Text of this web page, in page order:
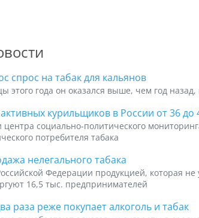
спрос на табак для кальянов
этого года он оказался выше, чем год назад,
курильщиков в России от 36 до
центра социально-политического
потребителя табака
нелегального табака
Федерации продукцией, которая не
16,5 тыс. предпринимателей
раза реже покупает алкоголь и табак